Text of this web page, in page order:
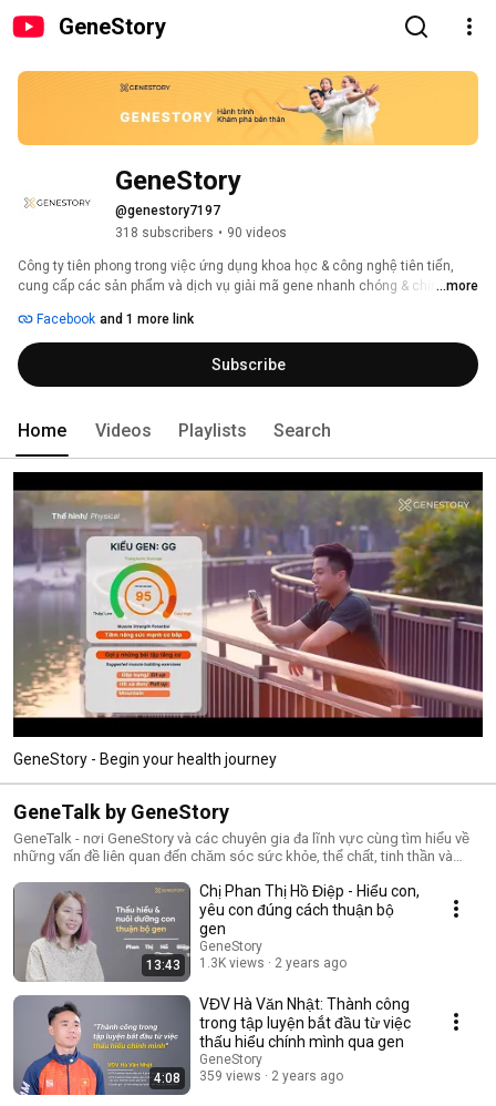
GeneStory
GeneStory
@genestory7197
318 subscribers • 90 videos
Công ty tiên phong trong việc ứng dụng khoa học & công nghệ tiên tiến,
cung cấp các sản phẩm và dịch vụ giải mã gene nhanh chóng & chính xác,
...more
Facebook and 1 more link
Subscribe
Home Videos Playlists Search
GeneStory - Begin your health journey
GeneTalk by GeneStory
GeneTalk - nơi GeneStory và các chuyên gia đa lĩnh vực cùng tìm hiểu về
những vấn đề liên quan đến chăm sóc sức khỏe, thể chất, tinh thần và
13:43
Chị Phan Thị Hồ Điệp - Hiểu con,
yêu con đúng cách thuận bộ
gen
GeneStory
1.3K views
2 years ago
4:08
VĐV Hà Văn Nhật: Thành công
trong tập luyện bắt đầu từ việc
thấu hiểu chính mình qua gen
GeneStory
359 views
2 years ago